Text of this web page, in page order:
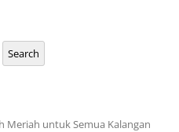
Search
Meriah untuk Semua Kalangan